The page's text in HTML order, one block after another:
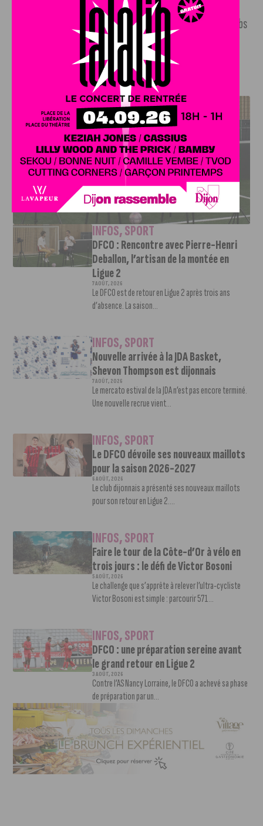
collectif qui n’a pas à rougir face à l’un des plus grands clubs
DFCO : RENCONTRE AVEC PIERRE-HENRI DEBALLON,
L’ARTISAN DE LA MONTÉE EN LIGUE 2
INFOS,SPORT
DFCO : Rencontre avec Pierre-Henri
Deballon, l’artisan de la montée en
Ligue 2
7 AOÛT, 2026
Le DFCO est de retour en Ligue 2 après trois ans
d’absence. La saison...
INFOS,SPORT
Nouvelle arrivée à la JDA Basket,
Shevon Thompson est dijonnais
7 AOÛT, 2026
Le mercato estival de la JDA n’est pas encore terminé.
Une nouvelle recrue vient...
INFOS,SPORT
Le DFCO dévoile ses nouveaux maillots
pour la saison 2026-2027
6 AOÛT, 2026
Le club dijonnais a présenté ses nouveaux maillots
pour son retour en Ligue 2....
INFOS,SPORT
Faire le tour de la Côte-d’Or à vélo en
trois jours : le défi de Victor Bosoni
5 AOÛT, 2026
Le challenge que s’apprête à relever l’ultra-cycliste
Victor Bosoni est simple : parcourir 571...
INFOS,SPORT
DFCO : une préparation sereine avant
le grand retour en Ligue 2
3 AOÛT, 2026
Contre l’AS Nancy Lorraine, le DFCO a achevé sa phase
de préparation par un...